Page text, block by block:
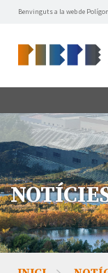
Benvinguts a la web de